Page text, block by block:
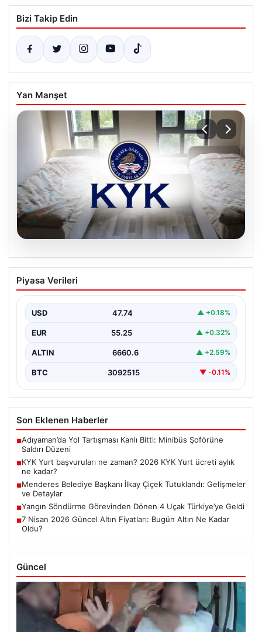
Bizi Takip Edin
Yan Manşet
KYK Yurt başvuruları ne zaman? 2026
KYK Yurt ücreti aylık ne kadar?
Piyasa Verileri
USD 47.74 ▲ +0.18%
EUR 55.25 ▲ +0.32%
ALTIN 6660.6 ▲ +2.59%
BTC 3092515 ▼ -0.11%
Son Eklenen Haberler
■Adıyaman’da Yol Tartışması Kanlı Bitti: Minibüs Şoförüne
Saldırı Düzeni
■KYK Yurt başvuruları ne zaman? 2026 KYK Yurt ücreti aylık
ne kadar?
■Menderes Belediye Başkanı İlkay Çiçek Tutuklandı: Gelişmeler
ve Detaylar
■Yangın Söndürme Görevinden Dönen 4 Uçak Türkiye’ye Geldi
■7 Nisan 2026 Güncel Altın Fiyatları: Bugün Altın Ne Kadar
Oldu?
Güncel